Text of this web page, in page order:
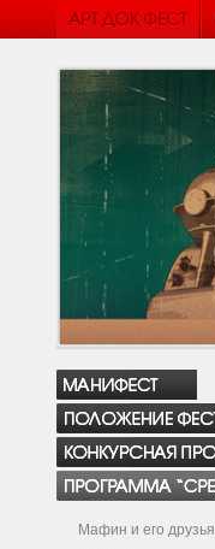
Мафин и его друзья